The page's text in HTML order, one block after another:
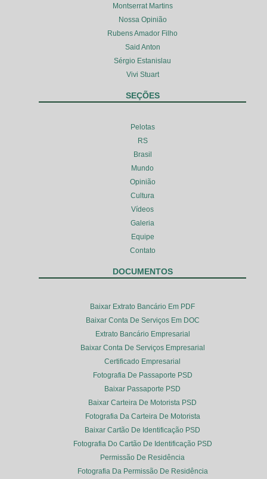
Montserrat Martins
Nossa Opinião
Rubens Amador Filho
Said Anton
Sérgio Estanislau
Vivi Stuart
SEÇÕES
Pelotas
RS
Brasil
Mundo
Opinião
Cultura
Vídeos
Galeria
Equipe
Contato
DOCUMENTOS
Baixar Extrato Bancário Em PDF
Baixar Conta De Serviços Em DOC
Extrato Bancário Empresarial
Baixar Conta De Serviços Empresarial
Certificado Empresarial
Fotografia De Passaporte PSD
Baixar Passaporte PSD
Baixar Carteira De Motorista PSD
Fotografia Da Carteira De Motorista
Baixar Cartão De Identificação PSD
Fotografia Do Cartão De Identificação PSD
Permissão De Residência
Fotografia Da Permissão De Residência